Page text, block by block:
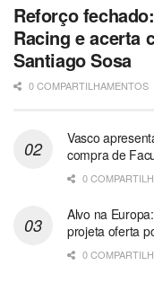
Reforço
Racing e acerta
Santiago Sosa
0 COMPARTILHAMENTOS
Vasco
compra de
0
Alvo na
projeta oferta
0